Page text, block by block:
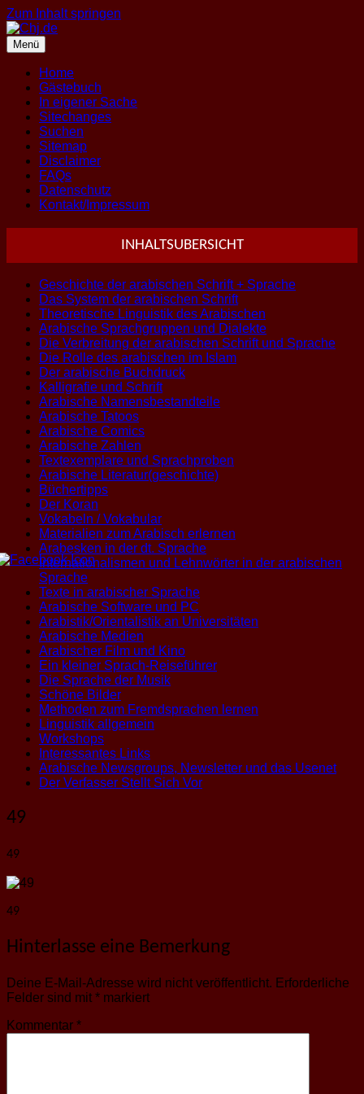
Zum Inhalt springen
Menü
Home
Gästebuch
In eigener Sache
Sitechanges
Suchen
Sitemap
Disclaimer
FAQs
Datenschutz
Kontakt/Impressum
INHALTSUBERSICHT
Geschichte der arabischen Schrift + Sprache
Das System der arabischen Schrift
Theoretische Linguistik des Arabischen
Arabische Sprachgruppen und Dialekte
Die Verbreitung der arabischen Schrift und Sprache
Die Rolle des arabischen im Islam
Der arabische Buchdruck
Kalligrafie und Schrift
Arabische Namensbestandteile
Arabische Tatoos
Arabische Comics
Arabische Zahlen
Textexemplare und Sprachproben
Arabische Literatur(geschichte)
Büchertipps
Der Koran
Vokabeln / Vokabular
Materialien zum Arabisch erlernen
Arabesken in der dt. Sprache
Internationalismen und Lehnwörter in der arabischen
Sprache
Texte in arabischer Sprache
Arabische Software und PC
Arabistik/Orientalistik an Universitäten
Arabische Medien
Arabischer Film und Kino
Ein kleiner Sprach-Reiseführer
Die Sprache der Musik
Schöne Bilder
Methoden zum Fremdsprachen lernen
Linguistik allgemein
Workshops
Interessantes Links
Arabische Newsgroups, Newsletter und das Usenet
Der Verfasser Stellt Sich Vor
49
49
49
Hinterlasse eine Bemerkung
Deine E-Mail-Adresse wird nicht veröffentlicht. Erforderliche
Felder sind mit * markiert
Kommentar *